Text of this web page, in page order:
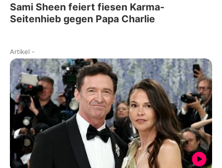
Sami Sheen feiert fiesen Karma-
Seitenhieb gegen Papa Charlie
Artikel -